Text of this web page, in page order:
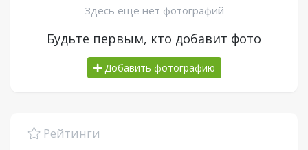
Здесь еще нет фотографий
Будьте первым, кто добавит фото
Добавить фотографию
Рейтинги